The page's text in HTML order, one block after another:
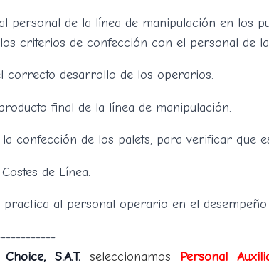
personal de la línea de manipulación en los
criterios de confección con el personal de
correcto desarrollo de los operarios.
final de la línea de manipulación.
confección de los palets, para verificar que
de Línea.
al personal operario en el desempeño
S.A.T. seleccionamos Personal